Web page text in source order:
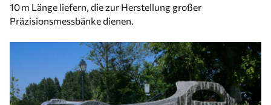
10 m Länge liefern, die zur Herstellung großer
Präzisionsmessbänke dienen.